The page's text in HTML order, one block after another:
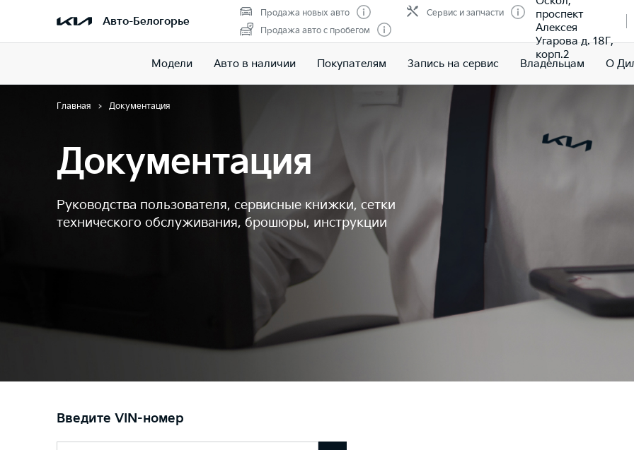
Авто-Белогорье
Продажа новых авто
Продажа авто с пробегом
Сервис и запчасти
проспект
Алексея
Угарова д. 18Г,
корп.2
Модели Авто в наличии Покупателям Запись на сервис Владельцам О
Главная Документация
Документация
Руководства пользователя, сервисные книжки, сетки
технического обслуживания, брошюры, инструкции
Введите VIN-номер